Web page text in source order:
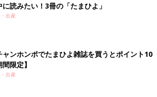
名前ランキング 1位は「碧」
み「あお」）は昨年2位から、2年ぶりに1位
キング（男女共通）1位「あおい」とい う
人気の名前として定着しています。
澄んだ素直な心の持ち主になって欲しい」
に読みたい！3冊の「たまひよ」
出産
ャンホンポでたまひよ雑誌を買うとポイント10
限定】
出産